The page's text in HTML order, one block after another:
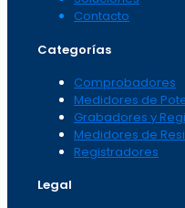
Contacto
Categorías
Comprobadores
Medidores de
Grabadores y
Medidores de
Registradores
Legal